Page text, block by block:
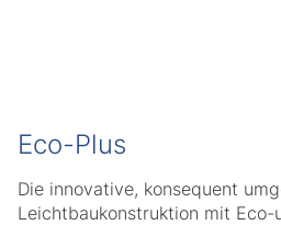
Eco-Plus
Die innovative, konsequent
Leichtbaukonstruktion mit